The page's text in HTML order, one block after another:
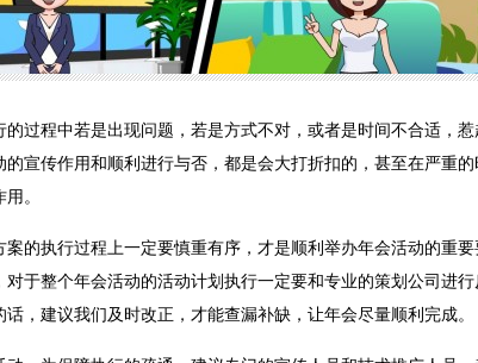
过程中若是出现问题，若是方式不对，或者是时间不合适，
的宣传作用和顺利进行与否，都是会大打折扣的，甚至在严重
。
的执行过程上一定要慎重有序，才是顺利举办年会活动的重要
于整个年会活动的活动计划执行一定要和专业的策划公司进
，建议我们及时改正，才能查漏补缺，让年会尽量顺利完成。